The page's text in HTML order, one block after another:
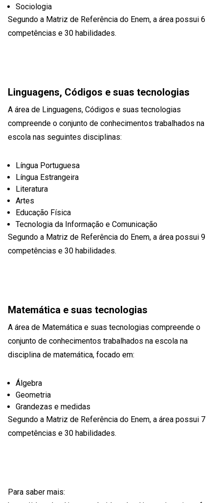
Sociologia
Segundo a Matriz de Referência do Enem, a área possui 6
competências e 30 habilidades.
Linguagens, Códigos e suas tecnologias
A área de Linguagens, Códigos e suas tecnologias
compreende o conjunto de conhecimentos trabalhados na
escola nas seguintes disciplinas:
Língua Portuguesa
Língua Estrangeira
Literatura
Artes
Educação Física
Tecnologia da Informação e Comunicação
Segundo a Matriz de Referência do Enem, a área possui 9
competências e 30 habilidades.
Matemática e suas tecnologias
A área de Matemática e suas tecnologias compreende o
conjunto de conhecimentos trabalhados na escola na
disciplina de matemática, focado em:
Álgebra
Geometria
Grandezas e medidas
Segundo a Matriz de Referência do Enem, a área possui 7
competências e 30 habilidades.
Para saber mais: